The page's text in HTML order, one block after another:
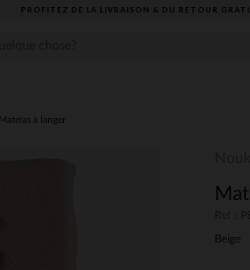
PROFITEZ DE LA LIVRAISON & DU RETOUR
Matelas à langer
Beige